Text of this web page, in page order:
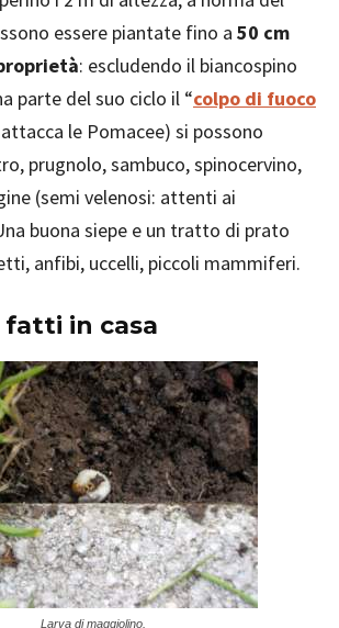
essere piantate fino a 50 cm
: escludendo il biancospino
parte del suo ciclo il “colpo di fuoco
attacca le Pomacee) si possono
prugnolo, sambuco, spinocervino,
(semi velenosi: attenti ai
buona siepe e un tratto di prato
anfibi, uccelli, piccoli mammiferi.
in casa
Larva di maggiolino.